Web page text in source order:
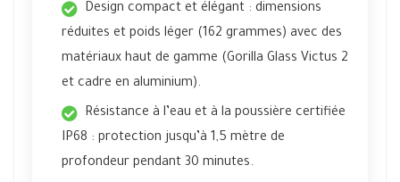
Design compact et élégant : dimensions
réduites et poids léger (162 grammes) avec des
matériaux haut de gamme (Gorilla Glass Victus 2
et cadre en aluminium).
Résistance à l’eau et à la poussière certifiée
IP68 : protection jusqu’à 1,5 mètre de
profondeur pendant 30 minutes.